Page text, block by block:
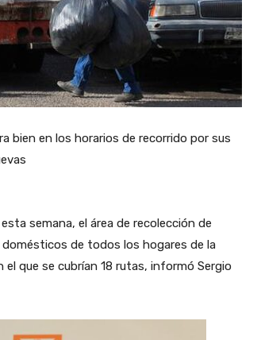
bien en los horarios de recorrido por sus
semana, el área de recolección de
de todos los hogares de la
que se cubrían 18 rutas, informó Sergio